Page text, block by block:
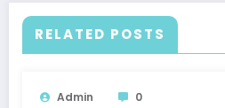
RELATED POSTS
Admin 0